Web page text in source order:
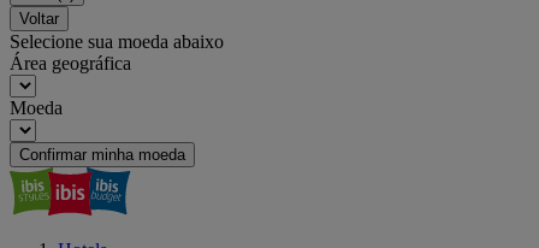
Voltar
Selecione sua moeda abaixo
Área geográfica
Moeda
Confirmar minha moeda